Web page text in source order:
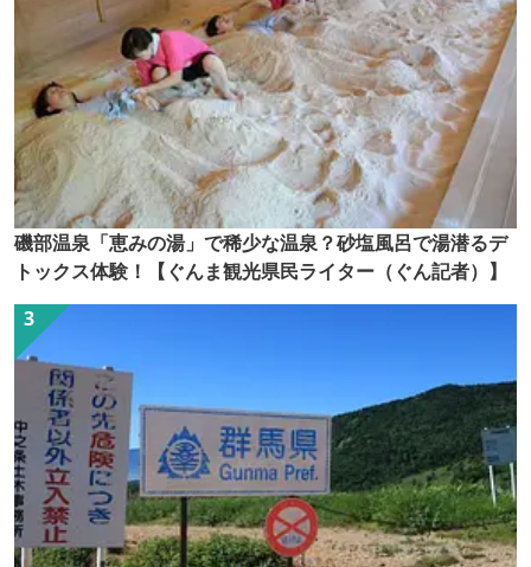
磯部温泉「恵みの湯」で稀少な温泉？砂塩風呂で湯潜るデ
トックス体験！【ぐんま観光県民ライター（ぐん記者）】